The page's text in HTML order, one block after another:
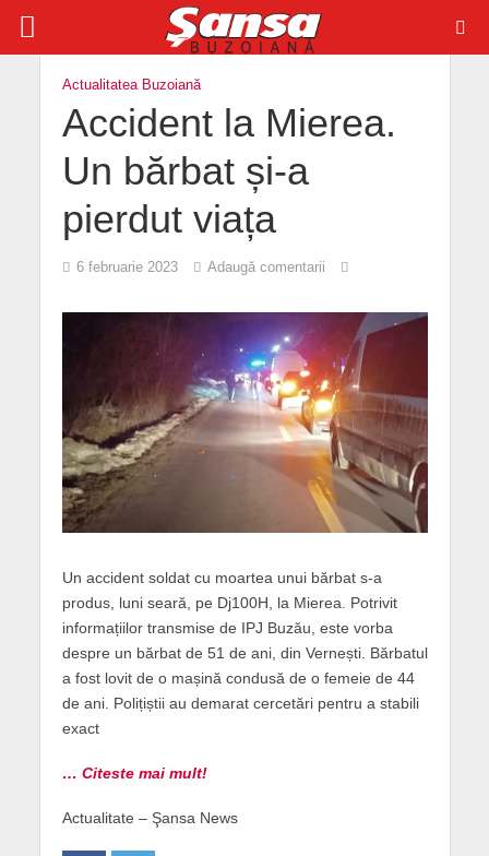
Actualitatea Buzoiană
Accident la Mierea.
Un bărbat și-a
pierdut viața
6 februarie 2023 Adaugă comentarii
Un accident soldat cu moartea unui bărbat s-a
produs, luni seară, pe Dj100H, la Mierea. Potrivit
informațiilor transmise de IPJ Buzău, este vorba
despre un bărbat de 51 de ani, din Vernești. Bărbatul
a fost lovit de o mașină condusă de o femeie de 44
de ani. Polițiștii au demarat cercetări pentru a stabili
exact
… Citeste mai mult!
Actualitate – Şansa News